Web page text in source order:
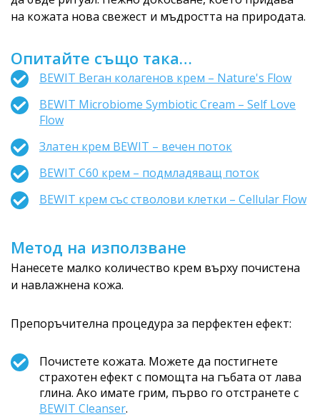
на кожата нова свежест и мъдростта на природата.
Опитайте също така…
BEWIT Веган колагенов крем – Nature's Flow
BEWIT Microbiome Symbiotic Cream – Self Love
Flow
Златен крем BEWIT – вечен поток
BEWIT C60 крем – подмладяващ поток
BEWIT крем със стволови клетки – Cellular Flow
Метод на използване
Нанесете малко количество крем върху почистена
и навлажнена кожа.
Препоръчителна процедура за перфектен ефект:
Почистете кожата. Можете да постигнете
страхотен ефект с помощта на гъбата от лава
глина. Ако имате грим, първо го отстранете с
BEWIT Cleanser.